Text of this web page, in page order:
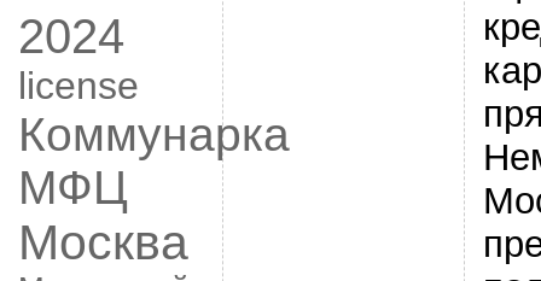
2024
license
Коммунарка
МФЦ
Москва